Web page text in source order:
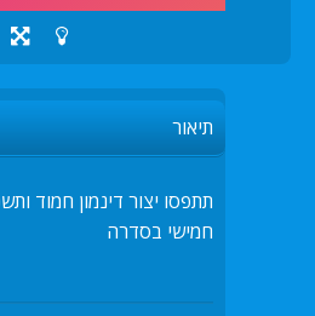
תיאור
תתפסו יצור דינמון חמוד
חמישי בסדרה